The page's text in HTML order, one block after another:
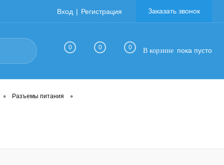
Вход Регистрация Заказать звонок
0 0 0 В корзине пока пусто
• Разъемы питания •